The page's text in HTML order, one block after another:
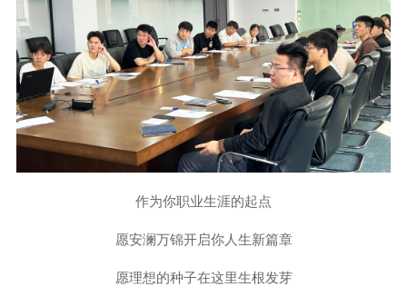
作为你职业生涯的起点
愿安澜万锦开启你人生新篇章
愿理想的种子在这里生根发芽